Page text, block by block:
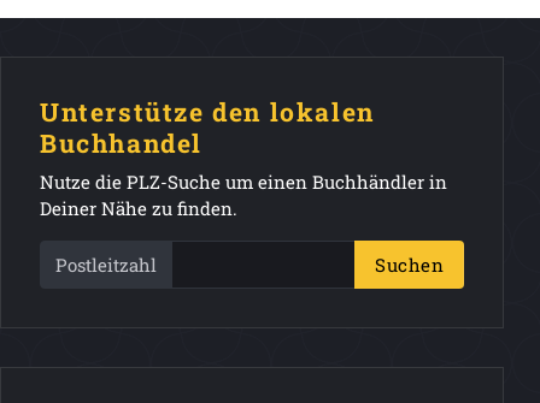
Unterstütze den lokalen
Buchhandel
Nutze die PLZ-Suche um einen Buchhändler in
Deiner Nähe zu finden.
Postleitzahl Suchen